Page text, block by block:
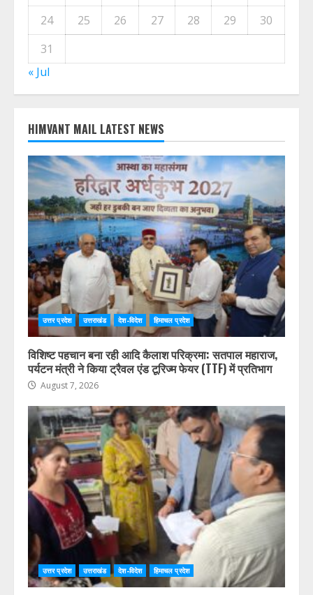
24 25 26 27 28 29
30
31
« Jul
HIMVANT MAIL LATEST NEWS
उत्तर प्रदेश उत्तराखंड देश-विदेश हिमाचल प्रदेश
विशिष्ट पहचान बना रही आदि कैलाश परिक्रमा: सतपाल महाराज,
पर्यटन मंत्री ने किया ट्रैवल एंड टूरिज्म फेयर (TTF) में प्रतिभाग
August 7, 2026
उत्तर प्रदेश उत्तराखंड देश-विदेश हिमाचल प्रदेश